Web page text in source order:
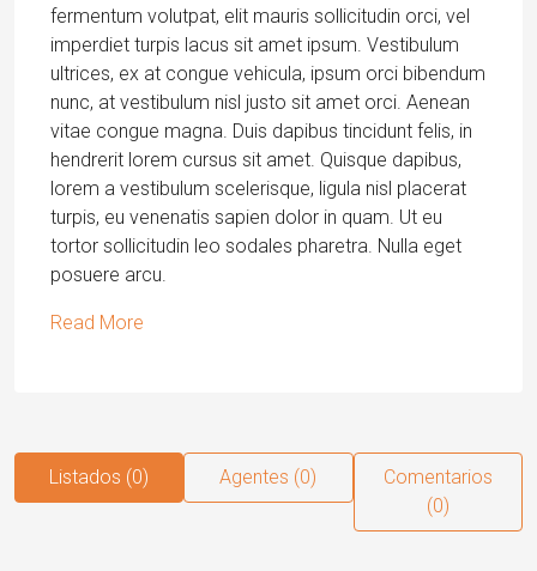
fermentum volutpat, elit mauris sollicitudin orci, vel
imperdiet turpis lacus sit amet ipsum. Vestibulum
ultrices, ex at congue vehicula, ipsum orci bibendum
nunc, at vestibulum nisl justo sit amet orci. Aenean
vitae congue magna. Duis dapibus tincidunt felis, in
hendrerit lorem cursus sit amet. Quisque dapibus,
lorem a vestibulum scelerisque, ligula nisl placerat
turpis, eu venenatis sapien dolor in quam. Ut eu
tortor sollicitudin leo sodales pharetra. Nulla eget
posuere arcu.
Read More
Listados (0) Agentes (0)
Comentarios
(0)